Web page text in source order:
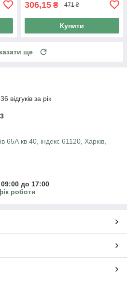
306,15 ₴ 471 ₴
Купити
ще
відгуків за рік
65А кв 40, індекс 61120, Харків,
до 17:00
роботи